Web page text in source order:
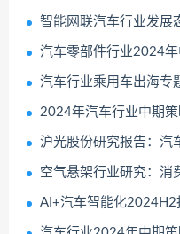
智能网联汽车行业发展态势：智能化
汽车零部件行业2024年中期投
汽车行业乘用车出海专
2024年汽车行业中期策略：主机
沪光股份研究报告：汽
空气悬架行业研究：消费属性与
AI+汽车智能化2024H2